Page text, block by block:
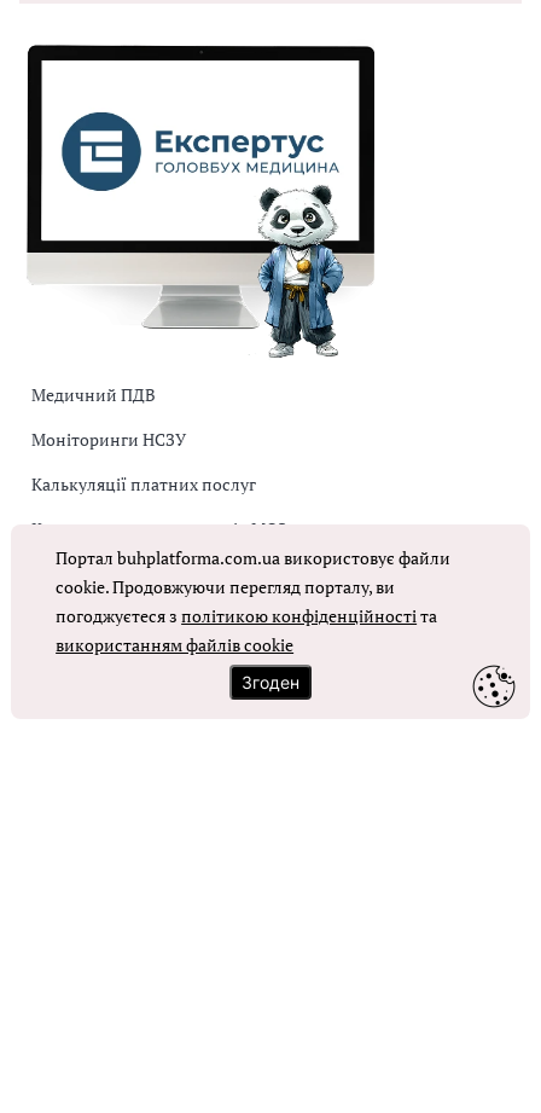
Медичний ПДВ
Моніторинги НСЗУ
Калькуляції платних послуг
Коригувальна накладна від МОЗ
Оплата праці в КНП
ОТРИМАТИ ДОСТУП
Портал buhplatforma.com.ua використовує файли
cookie. Продовжуючи перегляд порталу, ви
погоджуєтеся зполітикою конфіденційностіта
використанням файлів cookie
Згоден